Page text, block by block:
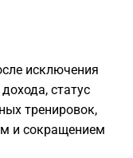
исключения
статус
тренировок,
и сокращением